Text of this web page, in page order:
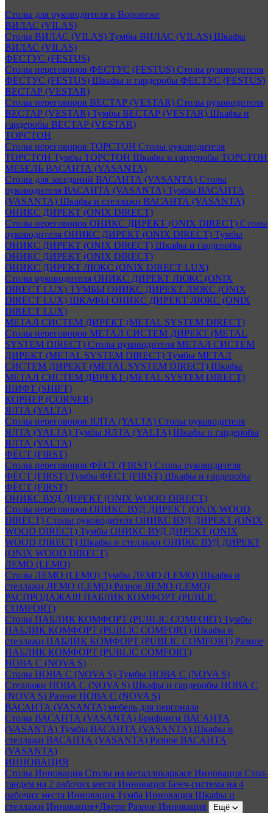
Столы для руководителя в Воронеже
ВИЛАС (VILAS)
Столы ВИЛАС (VILAS) Тумбы ВИЛАС (VILAS) Шкафы
ВИЛАС (VILAS)
ФЕСТУС (FESTUS)
Столы переговоров ФЕСТУС (FESTUS) Столы руководителя
ФЕСТУС (FESTUS) Шкафы и гардеробы ФЕСТУС (FESTUS)
ВЕСТАР (VESTAR)
Столы переговоров ВЕСТАР (VESTAR) Столы руководителя
ВЕСТАР (VESTAR) Тумбы ВЕСТАР (VESTAR) Шкафы и
гардеробы ВЕСТАР (VESTAR)
ТОРСТОН
Столы переговоров ТОРСТОН Столы руководителя
ТОРСТОН Тумбы ТОРСТОН Шкафы и гардеробы ТОРСТОН
МЕБЕЛЬ ВАСАНТА (VASANTA)
Столы для заседаний ВАСАНТА (VASANTA) Столы
руководителя ВАСАНТА (VASANTA) Тумбы ВАСАНТА
(VASANTA) Шкафы и стеллажи ВАСАНТА (VASANTA)
ОНИКС ДИРЕКТ (ONIX DIRECT)
Столы переговоров ОНИКС ДИРЕКТ (ONIX DIRECT) Столы
руководителя ОНИКС ДИРЕКТ (ONIX DIRECT) Тумбы
ОНИКС ДИРЕКТ (ONIX DIRECT) Шкафы и гардеробы
ОНИКС ДИРЕКТ (ONIX DIRECT)
ОНИКС ДИРЕКТ ЛЮКС (ONIX DIRECT LUX)
Столы руководителя ОНИКС ДИРЕКТ ЛЮКС (ONIX
DIRECT LUX) ТУМБЫ ОНИКС ДИРЕКТ ЛЮКС (ONIX
DIRECT LUX) ШКАФЫ ОНИКС ДИРЕКТ ЛЮКС (ONIX
DIRECT LUX)
МЕТАЛ СИСТЕМ ДИРЕКТ (METAL SYSTEM DIRECT)
Столы переговоров МЕТАЛ СИСТЕМ ДИРЕКТ (METAL
SYSTEM DIRECT) Столы руководителя МЕТАЛ СИСТЕМ
ДИРЕКТ (METAL SYSTEM DIRECT) Тумбы МЕТАЛ
СИСТЕМ ДИРЕКТ (METAL SYSTEM DIRECT) Шкафы
МЕТАЛ СИСТЕМ ДИРЕКТ (METAL SYSTEM DIRECT)
ШИФТ (SHIFT)
КОРНЕР (CORNER)
ЯЛТА (YALTA)
Столы переговоров ЯЛТА (YALTA) Столы руководителя
ЯЛТА (YALTA) Тумбы ЯЛТА (YALTA) Шкафы и гардеробы
ЯЛТА (YALTA)
ФЁСТ (FIRST)
Столы переговоров ФЁСТ (FIRST) Столы руководителя
ФЁСТ (FIRST) Тумбы ФЁСТ (FIRST) Шкафы и гардеробы
ФЁСТ (FIRST)
ОНИКС ВУД ДИРЕКТ (ONIX WOOD DIRECT)
Столы переговоров ОНИКС ВУД ДИРЕКТ (ONIX WOOD
DIRECT) Столы руководителя ОНИКС ВУД ДИРЕКТ (ONIX
WOOD DIRECT) Тумбы ОНИКС ВУД ДИРЕКТ (ONIX
WOOD DIRECT) Шкафы и стеллажи ОНИКС ВУД ДИРЕКТ
(ONIX WOOD DIRECT)
ЛЕМО (LEMO)
Столы ЛЕМО (LEMO) Тумбы ЛЕМО (LEMO) Шкафы и
стеллажи ЛЕМО (LEMO) Разное ЛЕМО (LEMO)
РАСПРОДАЖА!!! ПАБЛИК КОМФОРТ (PUBLIC
COMFORT)
Столы ПАБЛИК КОМФОРТ (PUBLIC COMFORT) Тумбы
ПАБЛИК КОМФОРТ (PUBLIC COMFORT) Шкафы и
стеллажи ПАБЛИК КОМФОРТ (PUBLIC COMFORT) Разное
ПАБЛИК КОМФОРТ (PUBLIC COMFORT)
НОВА С (NOVA S)
Столы НОВА С (NOVA S) Тумбы НОВА С (NOVA S)
Стеллажи НОВА С (NOVA S) Шкафы и гардеробы НОВА С
(NOVA S) Разное НОВА С (NOVA S)
ВАСАНТА (VASANTA) мебель для персонала
Столы ВАСАНТА (VASANTA) Брифинги ВАСАНТА
(VASANTA) Тумбы ВАСАНТА (VASANTA) Шкафы и
стеллажи ВАСАНТА (VASANTA) Разное ВАСАНТА
(VASANTA)
ИННОВАЦИЯ
Столы Инновация Столы на металлокаркасе Инновация Стол-
тандем на 2 рабочих места Инновация Бенч-система на 4
рабочих места Инновация Тумба Инновация Шкафы и
стеллажи Инновация+Двери Разное Инновация Ещё